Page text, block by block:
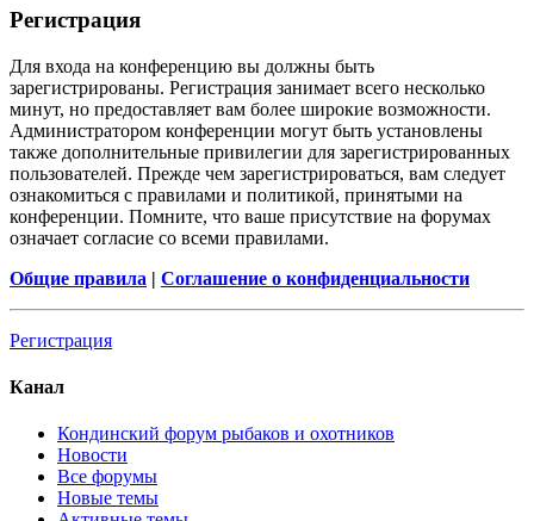
Регистрация
Для входа на конференцию вы должны быть
зарегистрированы. Регистрация занимает всего несколько
минут, но предоставляет вам более широкие возможности.
Администратором конференции могут быть установлены
также дополнительные привилегии для зарегистрированных
пользователей. Прежде чем зарегистрироваться, вам следует
ознакомиться с правилами и политикой, принятыми на
конференции. Помните, что ваше присутствие на форумах
означает согласие со всеми правилами.
Общие правила | Соглашение о конфиденциальности
Регистрация
Канал
Кондинский форум рыбаков и охотников
Новости
Все форумы
Новые темы